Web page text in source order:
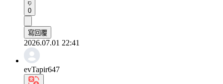
0
寫回覆
2026.07.01 22:41
evTapir647